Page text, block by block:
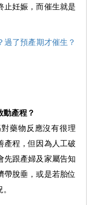
止妊娠，而催生就是
過了預產期才催生？
動產程？
藥物反應沒有很理
產程，但因為人工破
先跟產婦及家屬告知
帶脫垂，或是若胎位